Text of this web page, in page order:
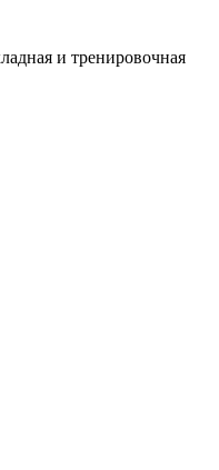
и тренировочная